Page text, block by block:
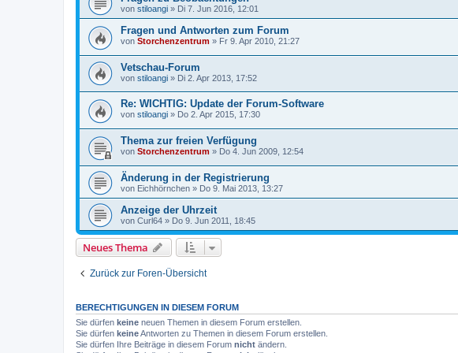
von stiloangi » Di 7. Jun 2016, 12:01
Fragen und Antworten zum Forum
von Storchenzentrum » Fr 9. Apr 2010, 21:27
Vetschau-Forum
von stiloangi » Di 2. Apr 2013, 17:52
Re: WICHTIG: Update der Forum-Software
von stiloangi » Do 2. Apr 2015, 17:30
Thema zur freien Verfügung
von Storchenzentrum » Do 4. Jun 2009, 12:54
Änderung in der Registrierung
von Eichhörnchen » Do 9. Mai 2013, 13:27
Anzeige der Uhrzeit
von Curl64 » Do 9. Jun 2011, 18:45
Neues Thema
Zurück zur Foren-Übersicht
BERECHTIGUNGEN IN DIESEM FORUM
Sie dürfen keine neuen Themen in diesem Forum erstellen.
Sie dürfen keineAntworten zu Themen in diesem Forum erstellen.
Sie dürfen Ihre Beiträge in diesem Forum nicht ändern.